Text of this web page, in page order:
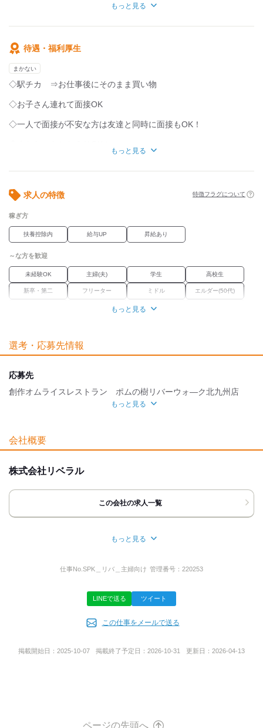
「駅チカで働きたい」
「自由なシフトで働きたい」
「まかない付がいいな」
「お昼の空いた時間に稼ぎたい」
理由はなんでもOKです！
と、思っていただけましたら
もっと見る
待遇・福利厚生
まかない
◇駅チカ ⇒お仕事後にそのまま買い物
◇お子さん連れて面接OK
◇一人で面接が不安な方は友達と同時に面接もOK！
◇制服貸与
◇交通費当社規定内支給
◇食事補助あり
◇履歴書不要
＼あなたのがんばりシッカリ応援します／
＊面接ではこんなことを聞きます
・応募のきっかけ
などなど
面接というよりも面談という感じです
kkw_mk2302
kkw_dm2203
もっと見る
求人の特徴 特徴フラグについて
稼ぎ方
扶養控除内 給与UP 昇給あり
～な方を歓迎
未経験OK 主婦(夫) 学生 高校生
新卒・第二 フリーター ミドル エルダー(50代)
Wワーク
駅徒歩5分 禁煙・分煙
応募時のメリット
履歴書不要
もっと見る
選考・応募先情報
応募先
創作オムライスレストラン ポムの樹リバーウォ―ク北九州店
[最寄駅]
福岡県 北九州市小倉北区⁄西小倉駅 (徒歩 5分)ほか
[住所]
地図・アクセス詳細を見る
◆「バイトルを見ました」とお伝えください。
◆「今すぐ応募する」ボタンよりご応募ください。
もっと見る
会社概要
株式会社リベラル
この会社の求人一覧
福岡県北九州市小倉南区葛原3-2-18
もっと見る
仕事No. SPK＿リバ＿主婦向け 管理番号： 220253
LINEで送る ツイート
この仕事をメールで送る
掲載開始日： 2025-10-07 掲載終了予定日： 2026-10-31 更新日： 2026-04-13
ページの先頭へ